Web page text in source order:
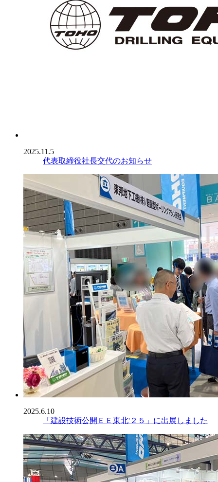
2025.11.5
代表取締役社長交代のお知らせ
2025.6.10
「建設技術公開ＥＥ東北'２５」に出展しました